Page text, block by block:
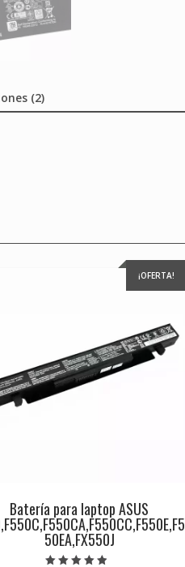
(2)
¡OFERTA!
Batería para laptop ASUS
50EA,FX550J